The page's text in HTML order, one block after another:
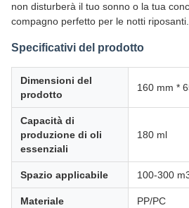
non disturberà il tuo sonno o la tua
compagno perfetto per le notti riposanti.
Specificativi del prodotto
Dimensioni del
prodotto
160 mm *
Capacità di
produzione di oli
essenziali
180 ml
Spazio applicabile 100-300
Materiale PP/PC